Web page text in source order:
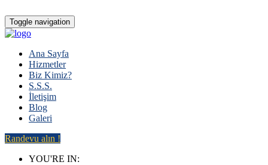
Toggle navigation
Ana Sayfa
Hizmetler
Biz Kimiz?
S.S.S.
İletişim
Blog
Galeri
Randevu alın !
YOU'RE IN: